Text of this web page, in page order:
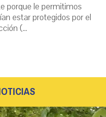
porque le permitimos
estar protegidos por el
(...